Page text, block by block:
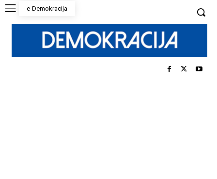
e-Demokracija